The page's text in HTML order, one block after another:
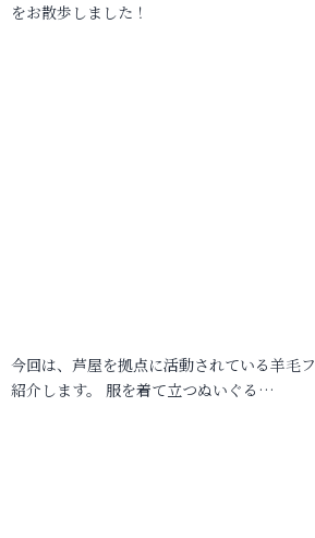
をお散歩しました！
今回は、芦屋を拠点に活動されている羊毛
紹介します。 服を着て立つぬいぐる…